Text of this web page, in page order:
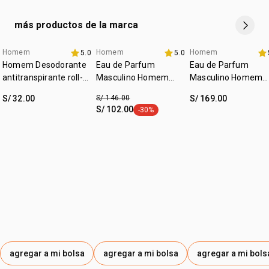
más productos de la marca
+20% off
Homem 5.0
Homem Desodorante
antitranspirante roll-
S/ 32.00
agregar a mi bolsa
promo imperdible
Homem 5.0
Eau de Parfum
Masculino Homem
S/ 146.00
S/ 102.00 etiqueta -30%
-30%
agregar a mi bolsa
hasta 40% off
Homem
Eau de Parfum
Masculino Homem
S/ 169.00
agregar a mi